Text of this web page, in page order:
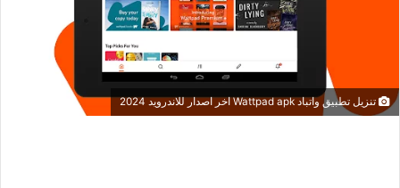
تنزيل تطبيق واتباد Wattpad apk اخر اصدار للاندرويد 2024